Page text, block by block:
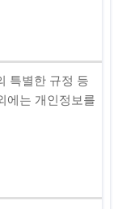
특별한 규정 등
에는 개인정보를